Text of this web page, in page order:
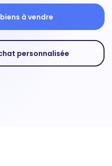
à vendre
personnalisée